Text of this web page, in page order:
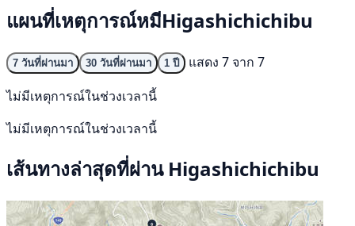
แผนที่เหตุการณ์หมีHigashichichibu
7 วันที่ผ่านมา 30 วันที่ผ่านมา 1 ปี
แสดง 7 จาก 7
ไม่มีเหตุการณ์ในช่วงเวลานี้
ไม่มีเหตุการณ์ในช่วงเวลานี้
เส้นทางล่าสุดที่ผ่าน Higashichichibu